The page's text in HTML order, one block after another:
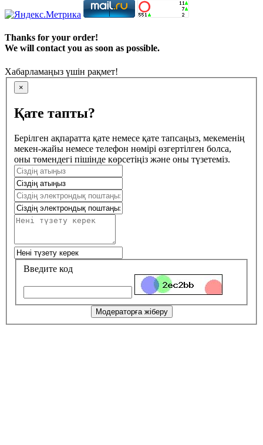
Thanks for your order!
We will contact you as soon as possible.
Хабарламаңыз үшін рақмет!
×
Қате тапты?
Берілген ақпаратта қате немесе қате тапсаңыз, мекеменің
мекен-жайы немесе телефон нөмірі өзгертілген болса,
оны төмендегі пішінде көрсетіңіз және оны түзетеміз.
Введите код
Модераторға жіберу